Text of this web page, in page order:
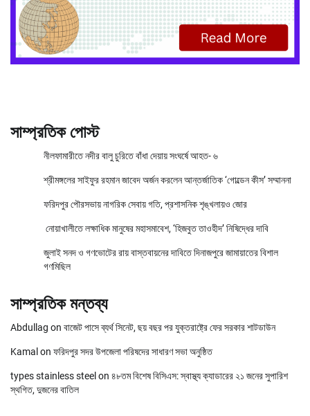
সাম্প্রতিক পোস্ট
নীলফামারীতে নদীর বালু চুরিতে বাঁধা দেয়ায় সংঘর্ষে আহত- ৬
শ্রীমঙ্গলের সাইফুর রহমান জাবেদ অর্জন করলেন আন্তর্জাতিক ‘গোল্ডেন কীস’ সম্মাননা
ফরিদপুর পৌরসভায় নাগরিক সেবায় গতি, প্রশাসনিক শৃঙ্খলায়ও জোর
নোয়াখালীতে লক্ষাধিক মানুষের মহাসমাবেশ, ‘হিজবুত তাওহীদ’ নিষিদ্ধের দাবি
জুলাই সনদ ও গণভোটের রায় বাস্তবায়নের দাবিতে দিনাজপুরে জামায়াতের বিশাল
গণমিছিল
সাম্প্রতিক মন্তব্য
Abdullag on বাজেট পাসে ব্যর্থ সিনেট, ছয় বছর পর যুক্তরাষ্ট্রে ফের সরকার শাটডাউন
Kamal on ফরিদপুর সদর উপজেলা পরিষদের সাধারণ সভা অনুষ্ঠিত
types stainless steel on ৪৮তম বিশেষ বিসিএস: স্বাস্থ্য ক্যাডারের ২১ জনের সুপারিশ
স্থগিত, দুজনের বাতিল